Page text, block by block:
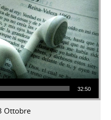
32:50
Ottobre